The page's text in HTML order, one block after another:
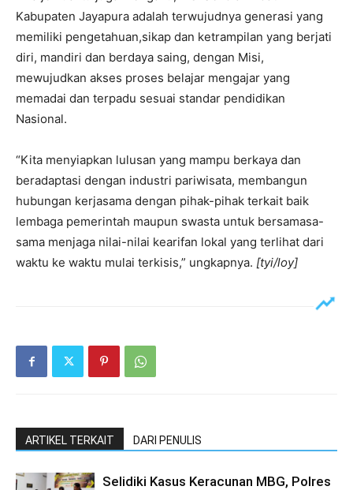
Kabupaten Jayapura adalah terwujudnya generasi yang
memiliki pengetahuan,sikap dan ketrampilan yang berjati
diri, mandiri dan berdaya saing, dengan Misi,
mewujudkan akses proses belajar mengajar yang
memadai dan terpadu sesuai standar pendidikan
Nasional.
“Kita menyiapkan lulusan yang mampu berkaya dan
beradaptasi dengan industri pariwisata, membangun
hubungan kerjasama dengan pihak-pihak terkait baik
lembaga pemerintah maupun swasta untuk bersamasa-
sama menjaga nilai-nilai kearifan lokal yang terlihat dari
waktu ke waktu mulai terkisis,” ungkapnya. [tyi/loy]
ARTIKEL TERKAIT DARI PENULIS
Selidiki Kasus Keracunan MBG, Polres